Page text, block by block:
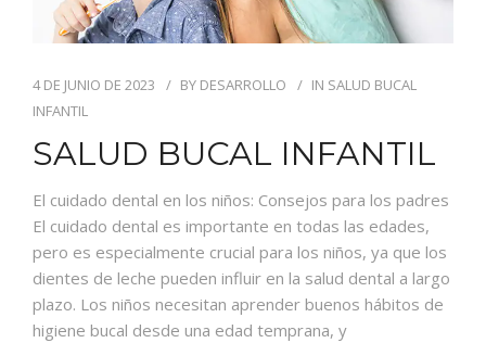
4 DE JUNIO DE 2023 BY DESARROLLO IN SALUD BUCAL
INFANTIL
SALUD BUCAL INFANTIL
El cuidado dental en los niños: Consejos para los padres
El cuidado dental es importante en todas las edades,
pero es especialmente crucial para los niños, ya que los
dientes de leche pueden influir en la salud dental a largo
plazo. Los niños necesitan aprender buenos hábitos de
higiene bucal desde una edad temprana, y